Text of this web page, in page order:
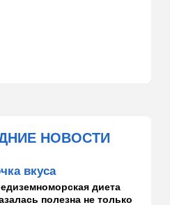
НОВОСТИ
вкуса
диета
полезна не только